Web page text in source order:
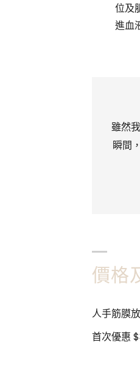
位及
進血
雖然
瞬間
價格
人手筋膜
首次優惠